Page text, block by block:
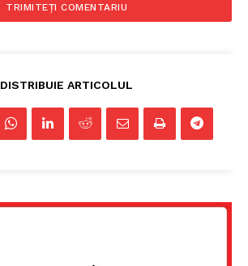
DISTRIBUIE ARTICOLUL